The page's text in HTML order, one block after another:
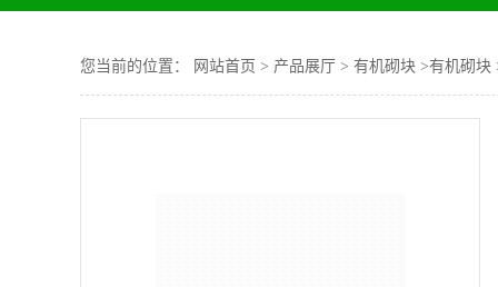
您当前的位置： 网站首页 > 产品展厅 > 有机砌块 >有机砌块